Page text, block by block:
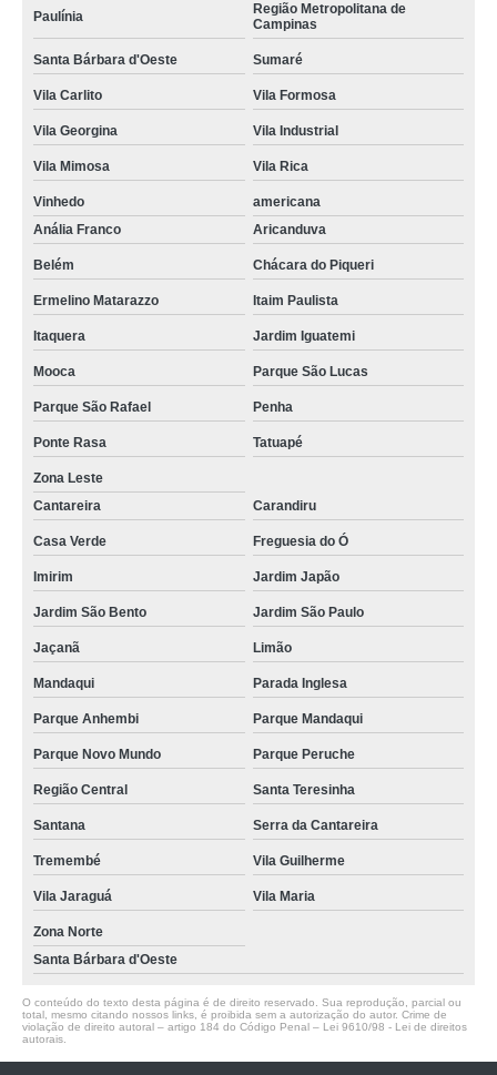
Paulínia
Região Metropolitana de
Campinas
Santa Bárbara d'Oeste Sumaré
Vila Carlito Vila Formosa
Vila Georgina Vila Industrial
Vila Mimosa Vila Rica
Vinhedo
americana
Anália Franco
Aricanduva
Belém Chácara do Piqueri
Ermelino Matarazzo Itaim Paulista
Itaquera Jardim Iguatemi
Mooca Parque São Lucas
Parque São Rafael Penha
Ponte Rasa Tatuapé
Zona Leste
Cantareira
Carandiru
Casa Verde Freguesia do Ó
Imirim Jardim Japão
Jardim São Bento Jardim São Paulo
Jaçanã Limão
Mandaqui Parada Inglesa
Parque Anhembi Parque Mandaqui
Parque Novo Mundo Parque Peruche
Região Central Santa Teresinha
Santana Serra da Cantareira
Tremembé Vila Guilherme
Vila Jaraguá Vila Maria
Zona Norte
Santa Bárbara d'Oeste
O conteúdo do texto desta página é de direito reservado. Sua reprodução, parcial ou
total, mesmo citando nossos links, é proibida sem a autorização do autor. Crime de
violação de direito autoral – artigo 184 do Código Penal – Lei 9610/98 - Lei de direitos
autorais